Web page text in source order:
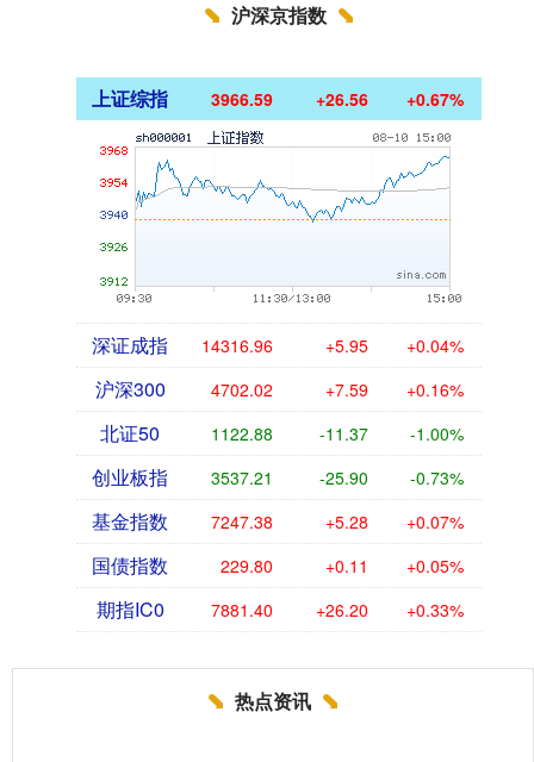
沪深京指数
上证综指 3966.59 +26.56 +0.67%
深证成指 14316.96 +5.95 +0.04%
沪深300 4702.02 +7.59 +0.16%
北证50 1122.88 -11.37 -1.00%
创业板指 3537.21 -25.90 -0.73%
基金指数 7247.38 +5.28 +0.07%
国债指数 229.80 +0.11 +0.05%
期指IC0 7881.40 +26.20 +0.33%
热点资讯